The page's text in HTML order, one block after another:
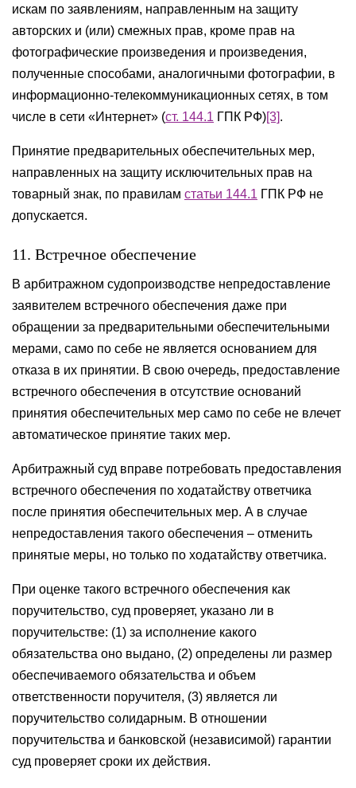
искам по заявлениям, направленным на защиту
авторских и (или) смежных прав, кроме прав на
фотографические произведения и произведения,
полученные способами, аналогичными фотографии, в
информационно-телекоммуникационных сетях, в том
числе в сети «Интернет» (ст. 144.1 ГПК РФ)[3].
Принятие предварительных обеспечительных мер,
направленных на защиту исключительных прав на
товарный знак, по правилам статьи 144.1 ГПК РФ не
допускается.
11. Встречное обеспечение
В арбитражном судопроизводстве непредоставление
заявителем встречного обеспечения даже при
обращении за предварительными обеспечительными
мерами, само по себе не является основанием для
отказа в их принятии. В свою очередь, предоставление
встречного обеспечения в отсутствие оснований
принятия обеспечительных мер само по себе не влечет
автоматическое принятие таких мер.
Арбитражный суд вправе потребовать предоставления
встречного обеспечения по ходатайству ответчика
после принятия обеспечительных мер. А в случае
непредоставления такого обеспечения – отменить
принятые меры, но только по ходатайству ответчика.
При оценке такого встречного обеспечения как
поручительство, суд проверяет, указано ли в
поручительстве: (1) за исполнение какого
обязательства оно выдано, (2) определены ли размер
обеспечиваемого обязательства и объем
ответственности поручителя, (3) является ли
поручительство солидарным. В отношении
поручительства и банковской (независимой) гарантии
суд проверяет сроки их действия.